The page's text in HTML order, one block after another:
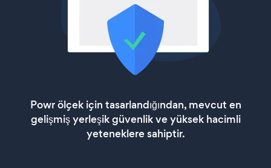
Powr ölçek için tasarlandığından, mevcut en
gelişmiş yerleşik güvenlik ve yüksek hacimli
yeteneklere sahiptir.